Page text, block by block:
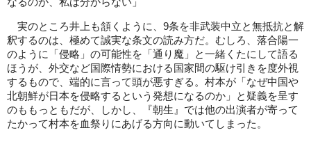
実のところ井上も頷くように、9条を非武装中立と無抵抗と解
釈するのは、極めて誠実な条文の読み方だ。むしろ、落合陽一
のように「侵略」の可能性を「通り魔」と一緒くたにして語る
ほうが、外交など国際情勢における国家間の駆け引きを度外視
するもので、端的に言って頭が悪すぎる。村本が「なぜ中国や
北朝鮮が日本を侵略するという発想になるのか」と疑義を呈す
のももっともだが、しかし、『朝生』では他の出演者が寄って
たかって村本を血祭りにあげる方向に動いてしまった。